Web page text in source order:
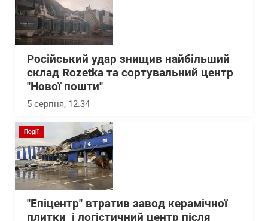
Російський удар знищив найбільший
склад Rozetka та сортувальний центр
"Нової пошти"
5 серпня, 12:34
Події
"Епіцентр" втратив завод керамічної
плитки і логістичний центр після